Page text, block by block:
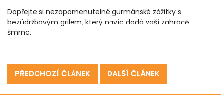
Dopřejte si nezapomenutelné gurmánské zážitky s
bezúdržbovým grilem, který navíc dodá vaší zahradě
šmrnc.
PŘEDCHOZÍ ČLÁNEK DALŠÍ ČLÁNEK